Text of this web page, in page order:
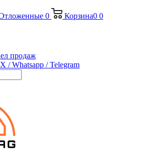
0 Корзина0 0
продаж
/ Whatsapp / Telegram